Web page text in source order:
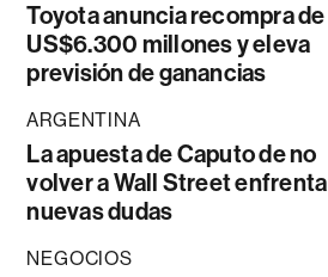
Toyota anuncia recompra de
US$6.300 millones y eleva
previsión de ganancias
ARGENTINA
La apuesta de Caputo de no
volver a Wall Street enfrenta
nuevas dudas
NEGOCIOS